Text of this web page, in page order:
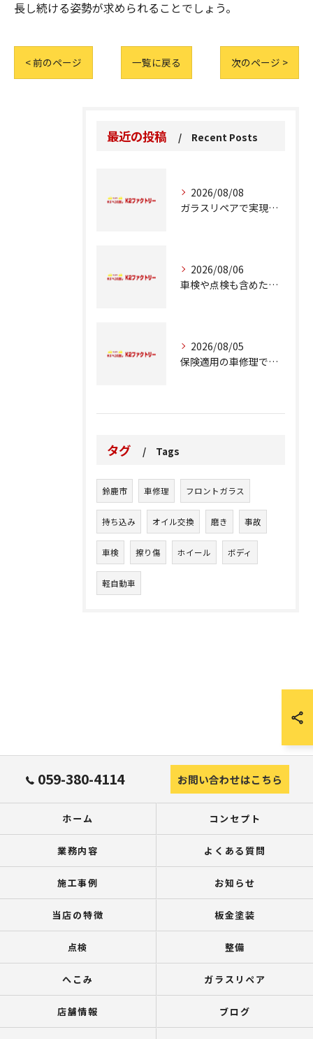
長し続ける姿勢が求められることでしょう。
< 前のページ 一覧に戻る 次のページ >
最近の投稿 Recent Posts
2026/08/08
ガラスリペアで実現する交換前の応急処置の重要性
2026/08/06
車検や点検も含めた車修理の重要ポイント解説
2026/08/05
保険適用の車修理で知っておくべきポイント
タグ Tags
鈴鹿市 車修理 フロントガラス
持ち込み オイル交換 磨き 事故
車検 擦り傷 ホイール ボディ
軽自動車
059-380-4114 お問い合わせはこちら
ホーム コンセプト
業務内容 よくある質問
施工事例 お知らせ
当店の特徴 板金塗装
点検 整備
へこみ ガラスリペア
店舗情報 ブログ